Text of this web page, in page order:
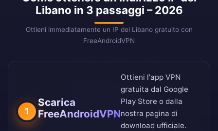
Libano in 3 passaggi – 2026
Ottieni immediatamente un IP del Libano gratuito con
FreeAndroidVPN
1
Scarica
FreeAndroidVPN
Ottieni l'app VPN
gratuita dal Google
Play Store o dalla
nostra pagina di
download ufficiale.